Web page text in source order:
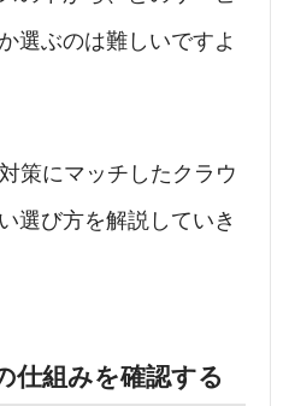
選ぶのは難しいですよ
策にマッチしたクラウ
選び方を解説していき
仕組みを確認する